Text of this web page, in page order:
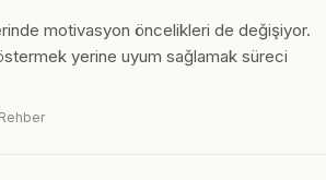
motivasyon öncelikleri de değişiyor.
yerine uyum sağlamak süreci